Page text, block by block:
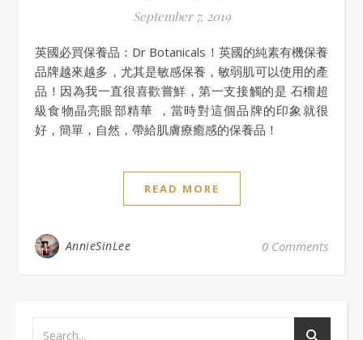
September 7, 2019
英國必買保養品：Dr Botanicals！英國的純素有機保養
品牌越來越多，尤其是敏感保養，敏弱肌可以使用的產
品！因為我一直很喜歡嘗鮮，第一支接觸的是 石榴超
級食物晶亮眼部精華 ，當時對這個品牌的印象就很
好，簡單，自然，帶給肌膚療癒感的保養品！
READ MORE
AnnieSinLee 0 Comments